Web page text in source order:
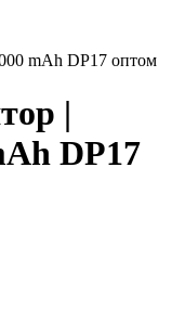
|
DP17